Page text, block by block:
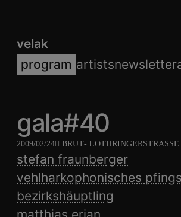
velak
program artistsnewsletter
gala#40
2009/02/24 BRUT-
stefan fraunberger
vehlharkophonisches
bezirkshäuptling